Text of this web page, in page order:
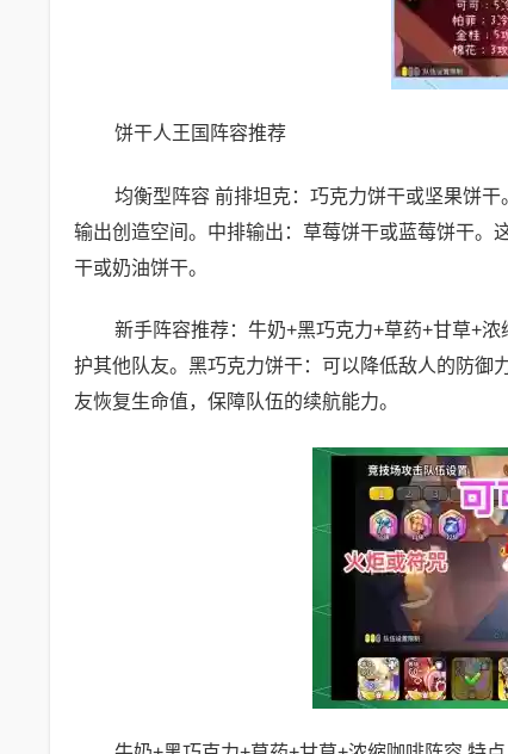
饼干人王国阵容推荐
均衡型阵容 前排坦克：巧克力饼干或坚果饼
输出创造空间。中排输出：草莓饼干或蓝莓饼干。
干或奶油饼干。
新手阵容推荐：牛奶+黑巧克力+草药+甘草+
护其他队友。黑巧克力饼干：可以降低敌人的防御
友恢复生命值，保障队伍的续航能力。